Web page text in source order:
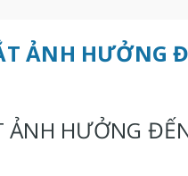
ẢNH HƯỞNG
ẢNH HƯỞNG